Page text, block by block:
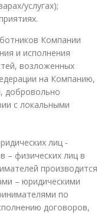
услугах);
Компании
и исполнения
возложенных
на Компанию,
добровольно
с локальными
лиц -
– физических лиц в
производится
– юридическими
по
договоров,